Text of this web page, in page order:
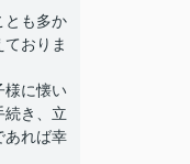
とも多か
おりま
様に懐い
続き、立
あれば幸